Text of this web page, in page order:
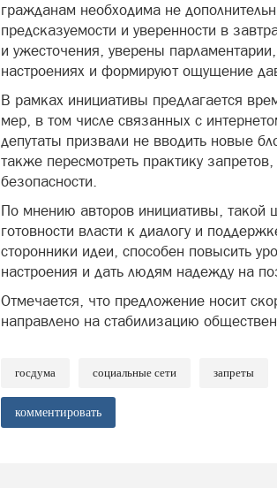
гражданам необходима не
предсказуемости и уверенности в
и ужесточения, уверены
настроениях и формируют ощущение
В рамках инициативы предлагается
мер, в том числе связанных с
депутаты призвали не вводить новые
также пересмотреть практику
безопасности.
По мнению авторов инициативы, такой
готовности власти к диалогу и
сторонники идеи, способен повысить
настроения и дать людям надежду на
Отмечается, что предложение носит
направлено на стабилизацию
госдума социальные сети запреты
комментировать